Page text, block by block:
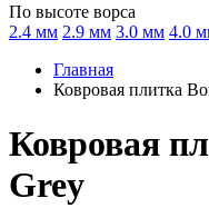
По высоте ворса
2.4 мм 2.9 мм 3.0 мм 4.0
Главная
Ковровая плитка
Ковровая
Grey